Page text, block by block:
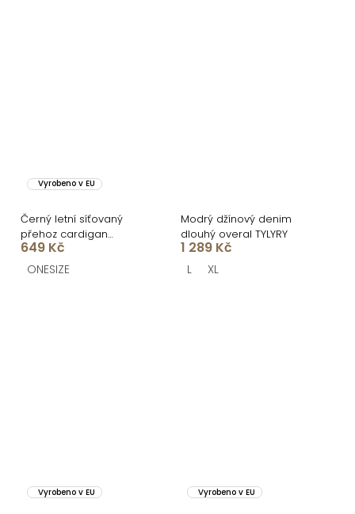
Vyrobeno v EU
Černý letní síťovaný
přehoz cardigan
CORVINA
649 Kč
ONESIZE
Modrý džínový denim
dlouhý overal TYLYRY
1 289 Kč
L XL
Vyrobeno v EU Vyrobeno v EU